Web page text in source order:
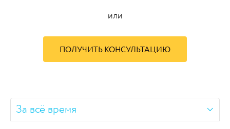
или
ПОЛУЧИТЬ КОНСУЛЬТАЦИЮ
За всё время